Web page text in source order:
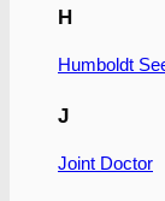
H
Humboldt
J
Joint Doctor